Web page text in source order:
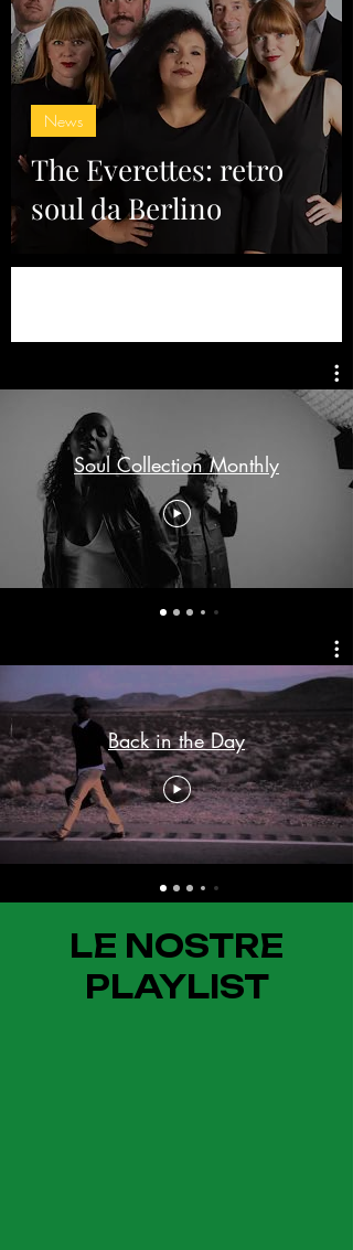
The Everettes: retro
soul da Berlino
News
Soul Collection Monthly
Back in the Day
LE NOSTRE
PLAYLIST